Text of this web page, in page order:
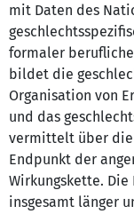
mit Daten des
formaler
bildet die
Organisation von
und das
vermittelt über
Endpunkt der
Wirkungskette. Die
insgesamt länger